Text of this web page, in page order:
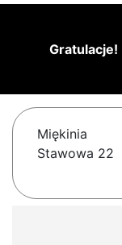
Gratulacje!
Miękinia
Stawowa 22